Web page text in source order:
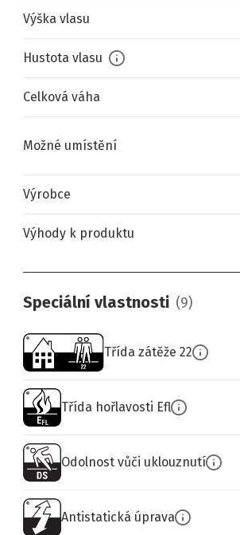
Výška vlasu
Hustota vlasu
Celková váha
Možné umístění
Výrobce
Výhody k produktu
Speciální vlastnosti (9)
Třída zátěže 22
Třída hořlavosti Efl
Odolnost vůči uklouznutí
Antistatická úprava